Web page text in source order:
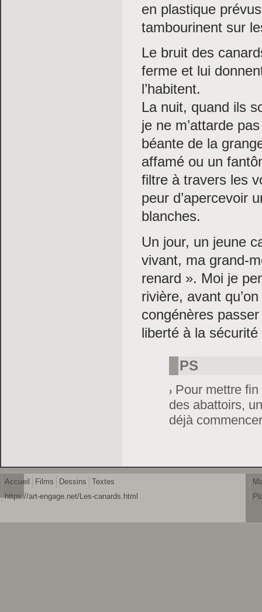
en plastique
tambourinent sur
Le bruit des
ferme et lui
l’habitent.
La nuit, quand ils
je ne m’attarde
béante de la
affamé ou un
filtre à travers les
peur d’apercevoir
blanches.
Un jour, un jeune
vivant, ma grand-
renard ». Moi je
rivière, avant
congénères
liberté à la
PS
Pour mettre
des abattoirs,
déjà
Accueil Films Dessins
Textes
https://art-engage.net/Les-canards.html